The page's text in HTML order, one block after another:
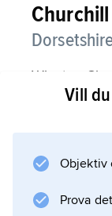
Churchill
Winston
Arabella
. Winston
, hertig av
Vill
Objektiv
Prova